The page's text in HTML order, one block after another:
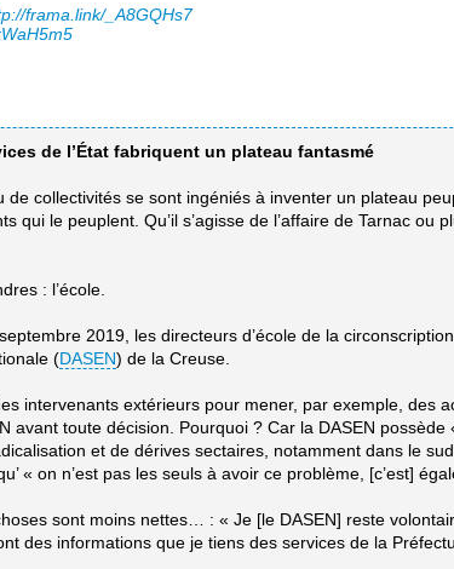
frama.link/_A8GQHs7
de l’État fabriquent un plateau fantasmé
de collectivités se sont ingéniés à inventer un plateau
qui le peuplent. Qu’il s’agisse de l’affaire de Tarnac ou
: l’école.
2019, les directeurs d’école de la
(DASEN) de la Creuse.
intervenants extérieurs pour mener, par exemple, des
avant toute décision. Pourquoi ? Car la DASEN
et de dérives sectaires, notamment dans le
« on n’est pas les seuls à avoir ce problème, [c’est]
sont moins nettes… : « Je [le DASEN] reste
des informations que je tiens des services de la